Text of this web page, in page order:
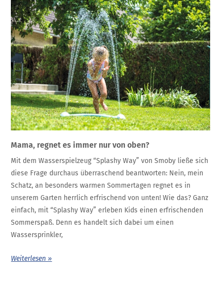
Mama, regnet es immer nur von oben?
Mit dem Wasserspielzeug “Splashy Way” von Smoby ließe sich
diese Frage durchaus überraschend beantworten: Nein, mein
Schatz, an besonders warmen Sommertagen regnet es in
unserem Garten herrlich erfrischend von unten! Wie das? Ganz
einfach, mit “Splashy Way” erleben Kids einen erfrischenden
Sommerspaß. Denn es handelt sich dabei um einen
Wassersprinkler,
Weiterlesen »